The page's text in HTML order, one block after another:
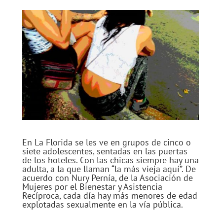
En La Florida se les ve en grupos de cinco o
siete adolescentes, sentadas en las puertas
de los hoteles. Con las chicas siempre hay una
adulta, a la que llaman “la más vieja aquí”. De
acuerdo con Nury Pernía, de la Asociación de
Mujeres por el Bienestar y Asistencia
Recíproca, cada día hay más menores de edad
explotadas sexualmente en la vía pública.